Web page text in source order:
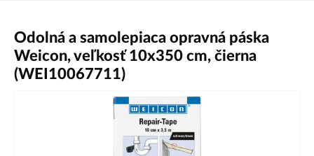
Odolná a samolepiaca opravná páska
Weicon, veľkosť 10x350 cm, čierna
(WEI10067711)